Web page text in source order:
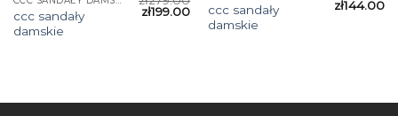
ccc sandały
damskie
zł199.00
ccc sandały
damskie
zł144.00